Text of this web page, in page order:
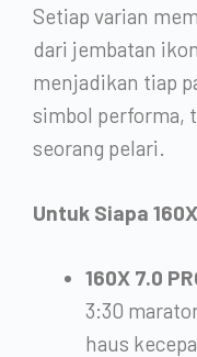
Setiap varian
dari jembatan
menjadikan tiap
simbol performa,
seorang pelari.
Untuk Siapa
160X 7.0
3:30
haus